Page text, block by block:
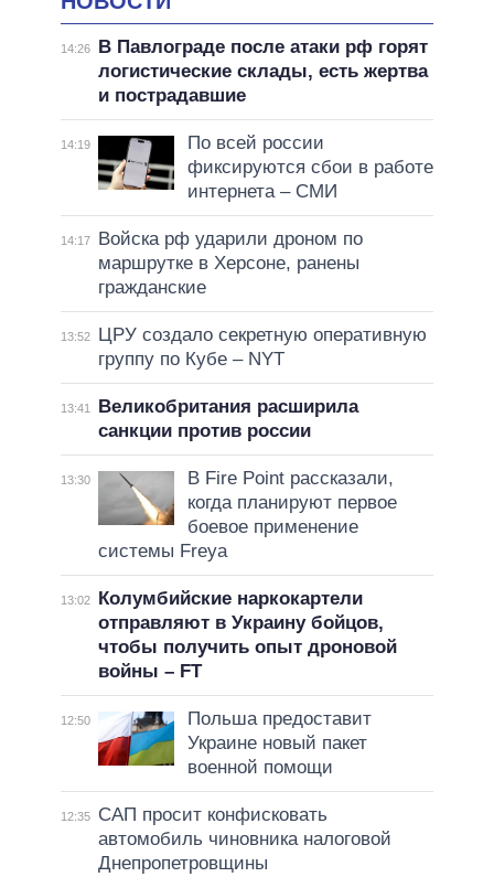
14:26
В Павлограде после атаки рф горят
логистические склады, есть жертва
и пострадавшие
14:19
По всей россии
фиксируются сбои в работе
интернета – СМИ
14:17
Войска рф ударили дроном по
маршрутке в Херсоне, ранены
гражданские
13:52
ЦРУ создало секретную оперативную
группу по Кубе – NYT
13:41
Великобритания расширила
санкции против россии
13:30
В Fire Point рассказали,
когда планируют первое
боевое применение
системы Freya
13:02
Колумбийские наркокартели
отправляют в Украину бойцов,
чтобы получить опыт дроновой
войны – FT
12:50
Польша предоставит
Украине новый пакет
военной помощи
12:35
САП просит конфисковать
автомобиль чиновника налоговой
Днепропетровщины